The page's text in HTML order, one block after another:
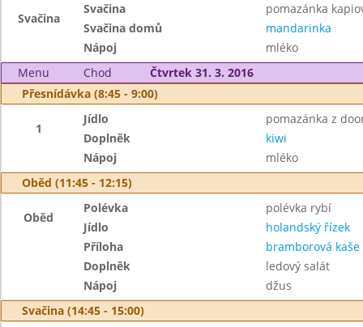
Svačina
Svačina
pomazánka
Svačina domů
mandarinka
Nápoj
mléko
Menu
Chod
Čtvrtek 31. 3. 2016
Přesnídávka (8:45 - 9:00)
1
Jídlo
pomazánka z
Doplněk
kiwi
Nápoj
mléko
Oběd (11:45 - 12:15)
Oběd
Polévka
polévka rybí
Jídlo
holandský řízek
Příloha
bramborová kaše
Doplněk
ledový salát
Nápoj
džus
Svačina (14:45 - 15:00)